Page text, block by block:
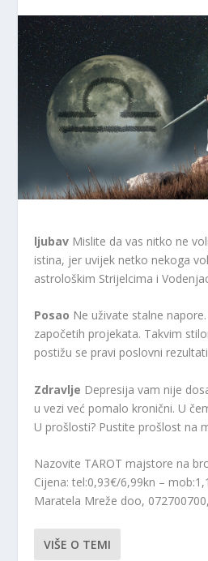
ljubav Mislite da vas nitko ne
istina, jer uvijek netko nekoga
astrološkim Strijelcima i
Posao Ne uživate stalne
započetih projekata. Takvim
postižu se pravi poslovni
Zdravlje Depresija vam nije
u vezi već pomalo kronični. U
U prošlosti? Pustite prošlost na
Nazovite TAROT majstore na
Cijena: tel:0,93€/6,99kn –
Maratela Mreže doo,
VIŠE O TEMI